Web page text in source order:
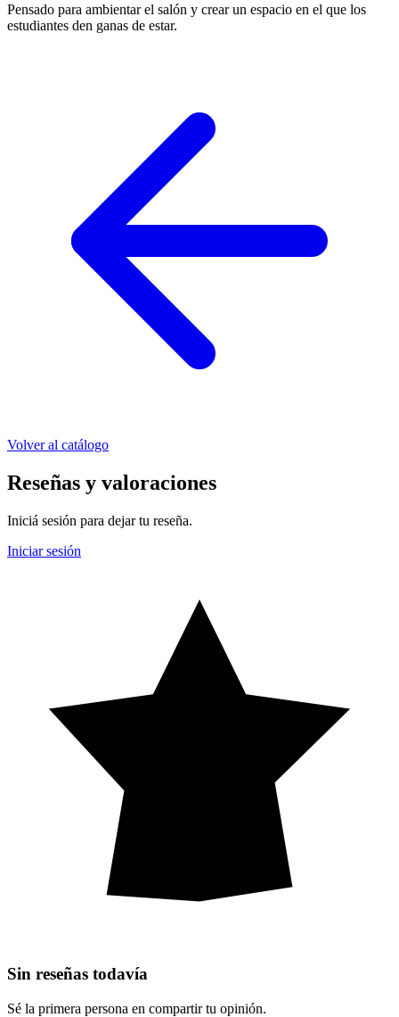
Pensado para ambientar el salón y crear un espacio en el que los
estudiantes den ganas de estar.
Volver al catálogo
Reseñas y valoraciones
Iniciá sesión para dejar tu reseña.
Iniciar sesión
Sin reseñas todavía
Sé la primera persona en compartir tu opinión.